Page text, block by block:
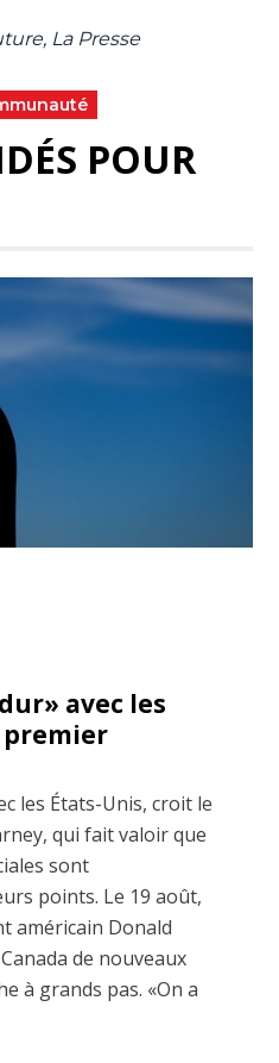
La Presse
POUR
avec les
les États-Unis, croit le
qui fait valoir que
sont
points. Le 19 août,
américain Donald
de nouveaux
à grands pas. «On a